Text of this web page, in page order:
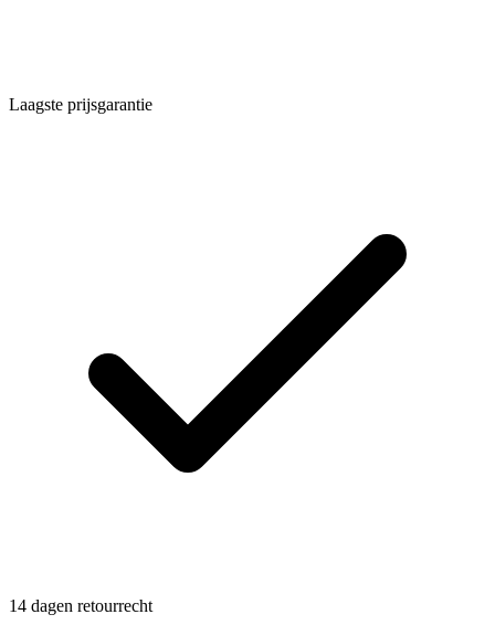
Laagste prijsgarantie
14 dagen retourrecht